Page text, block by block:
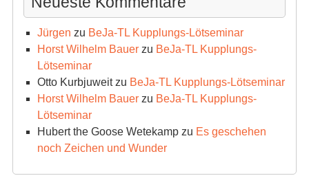
Jürgen zu BeJa-TL Kupplungs-Lötseminar
Horst Wilhelm Bauerzu BeJa-TL Kupplungs-
Lötseminar
Otto Kurbjuweitzu BeJa-TL Kupplungs-Lötseminar
Horst Wilhelm Bauerzu BeJa-TL Kupplungs-
Lötseminar
Hubert the Goose Wetekampzu Es geschehen
noch Zeichen und Wunder